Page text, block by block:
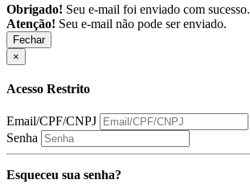
Obrigado! Seu e-mail foi enviado com sucesso.
Atenção! Seu e-mail não pode ser enviado.
Fechar
×
Acesso Restrito
Email/CPF/CNPJ
Senha
Esqueceu sua senha?